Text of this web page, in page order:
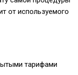
от используемого
тарифами